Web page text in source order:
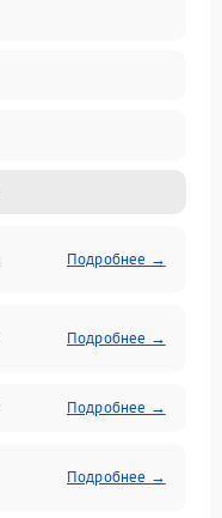
Подробнее →
Подробнее →
Подробнее →
Подробнее →